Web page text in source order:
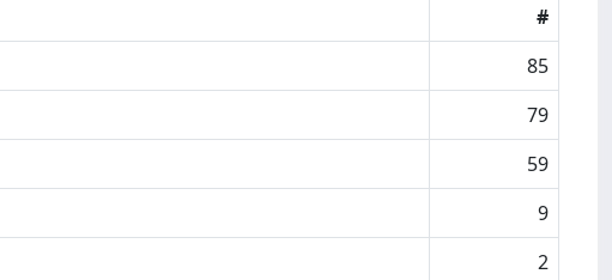
#
85
79
59
9
2